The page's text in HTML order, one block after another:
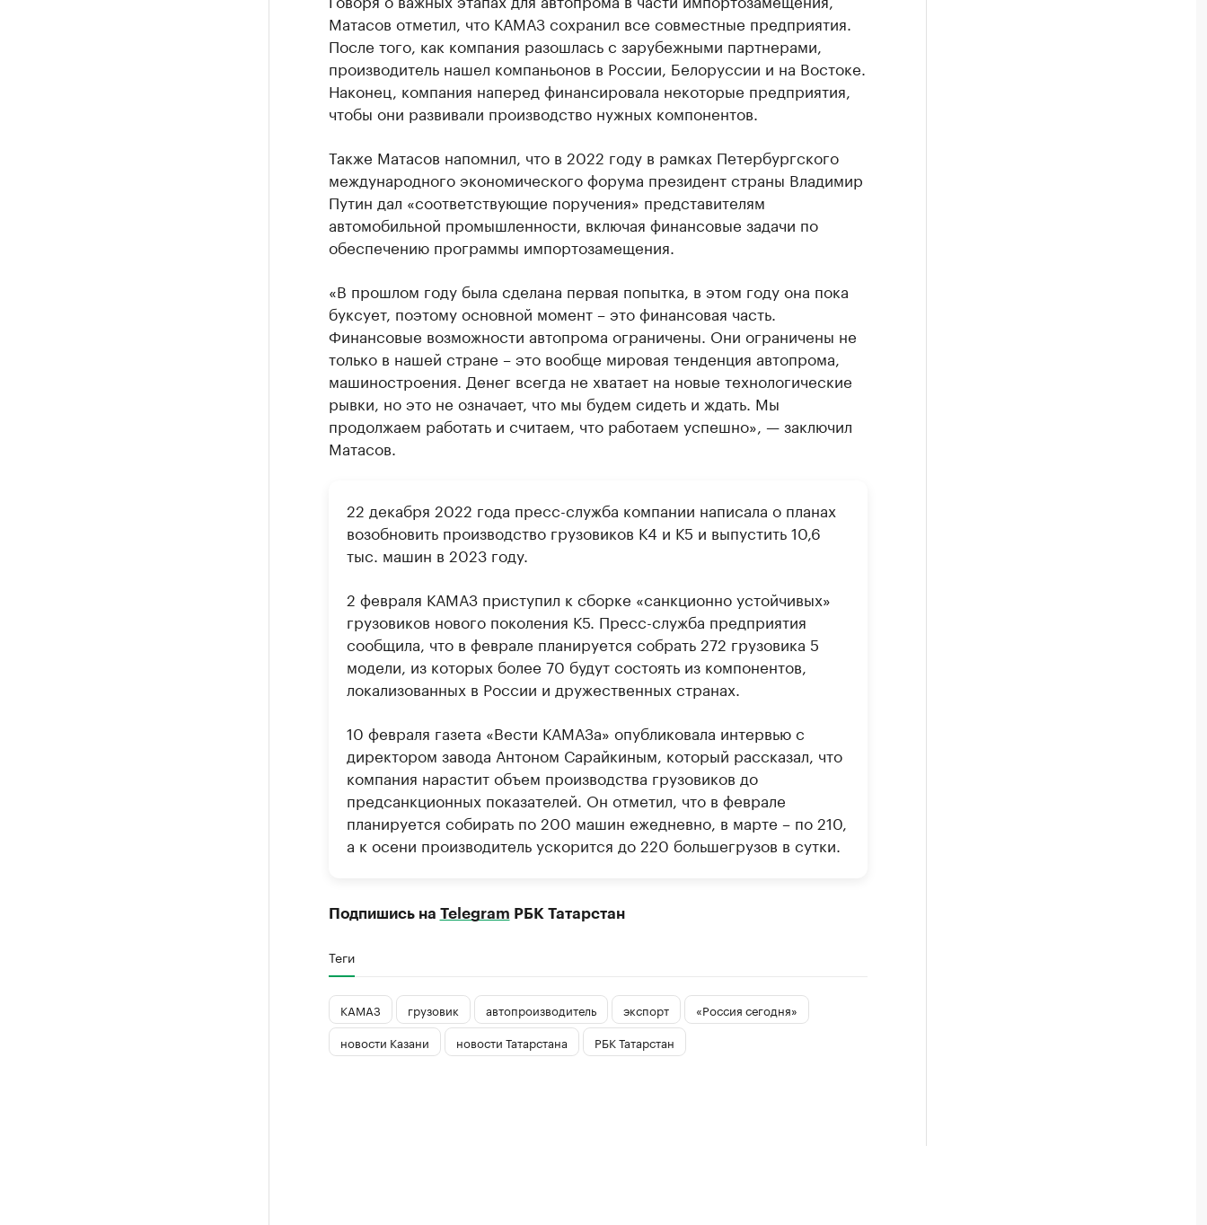
Матасов отметил, что КАМАЗ сохранил все совместные предприятия.
После того, как компания разошлась с зарубежными партнерами,
производитель нашел компаньонов в России, Белоруссии и на Востоке.
Наконец, компания наперед финансировала некоторые предприятия,
чтобы они развивали производство нужных компонентов.
Также Матасов напомнил, что в 2022 году в рамках Петербургского
международного экономического форума президент страны Владимир
Путин дал «соответствующие поручения» представителям
автомобильной промышленности, включая финансовые задачи по
обеспечению программы импортозамещения.
«В прошлом году была сделана первая попытка, в этом году она пока
буксует, поэтому основной момент – это финансовая часть.
Финансовые возможности автопрома ограничены. Они ограничены не
только в нашей стране – это вообще мировая тенденция автопрома,
машиностроения. Денег всегда не хватает на новые технологические
рывки, но это не означает, что мы будем сидеть и ждать. Мы
продолжаем работать и считаем, что работаем успешно», — заключил
Матасов.
22 декабря 2022 года пресс-служба компании написала о планах
возобновить производство грузовиков К4 и К5 и выпустить 10,6
тыс. машин в 2023 году.
2 февраля КАМАЗ приступил к сборке «санкционно устойчивых»
грузовиков нового поколения К5. Пресс-служба предприятия
сообщила, что в феврале планируется собрать 272 грузовика 5
модели, из которых более 70 будут состоять из компонентов,
локализованных в России и дружественных странах.
10 февраля газета «Вести КАМАЗа» опубликовала интервью с
директором завода Антоном Сарайкиным, который рассказал, что
компания нарастит объем производства грузовиков до
предсанкционных показателей. Он отметил, что в феврале
планируется собирать по 200 машин ежедневно, в марте – по 210,
а к осени производитель ускорится до 220 большегрузов в сутки.
Подпишись на Telegram РБК Татарстан
Теги
КАМАЗ грузовик автопроизводитель экспорт
«Россия сегодня»
новости Казани
новости Татарстана РБК Татарстан